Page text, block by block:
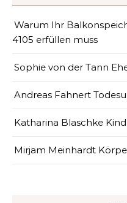
Warum Ihr
4105 erfüllen muss
Sophie von der Tann
Andreas Fahnert
Katharina Blaschke
Mirjam Meinhardt